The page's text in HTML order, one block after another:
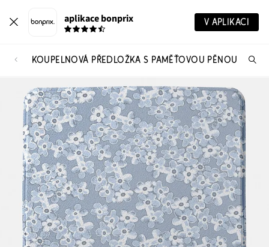
aplikace bonprix V APLIKACI
KOUPELNOVÁ PŘEDLOŽKA S PAMĚŤOVOU PĚNOU